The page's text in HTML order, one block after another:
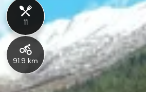
11
91.9 km
11